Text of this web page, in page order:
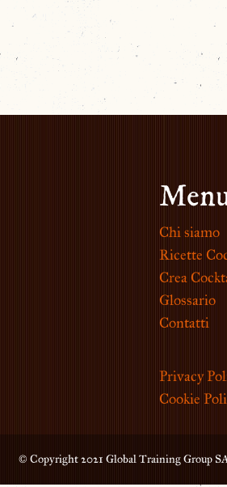
Chi siamo
Ricette
Crea
Glossario
Contatti
Privacy
Cookie
© Copyright 2021 Global Training Group